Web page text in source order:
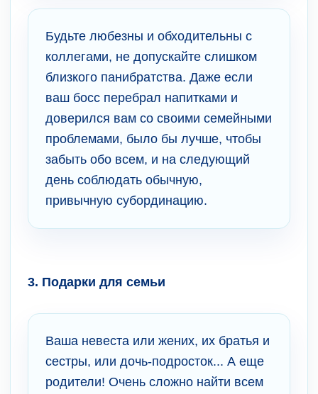
Будьте любезны и обходительны с
коллегами, не допускайте слишком
близкого панибратства. Даже если
ваш босс перебрал напитками и
доверился вам со своими семейными
проблемами, было бы лучше, чтобы
забыть обо всем, и на следующий
день соблюдать обычную,
привычную субординацию.
3. Подарки для семьи
Ваша невеста или жених, их братья и
сестры, или дочь-подросток... А еще
родители! Очень сложно найти всем